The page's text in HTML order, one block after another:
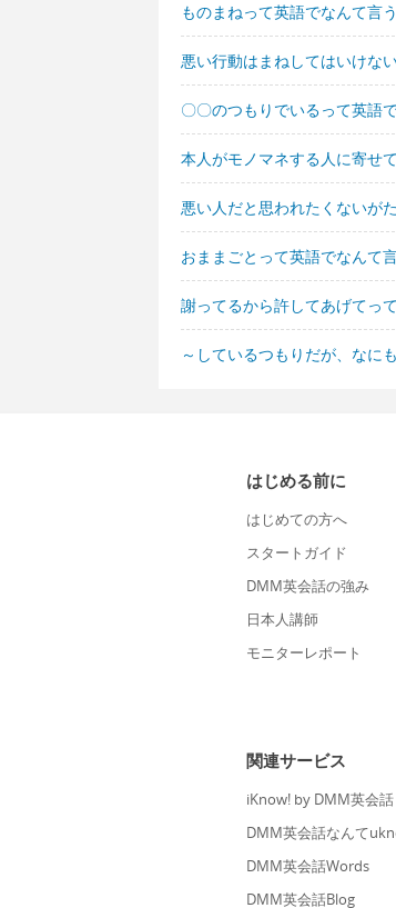
ものまねって英語でなんて言
悪い行動はまねしてはいけな
〇〇のつもりでいるって英語
本人がモノマネする人に寄せ
悪い人だと思われたくないが
おままごとって英語でなんて
謝ってるから許してあげてっ
～しているつもりだが、なに
はじめる前に
はじめての方へ
スタートガイド
DMM英会話の強み
日本人講師
モニターレポート
関連サービス
iKnow! by DMM英会話
DMM英会話なんて
DMM英会話Words
DMM英会話Blog